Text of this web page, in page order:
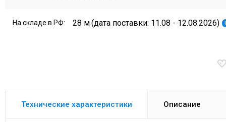
На складе в РФ: 28 м(дата поставки: 11.08 - 12.08.2026) i
Технические характеристики Описание